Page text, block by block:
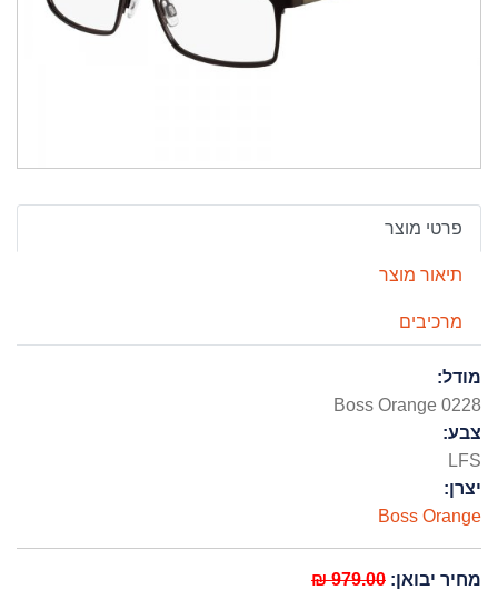
פרטי מוצר
תיאור מוצר
מרכיבים
מודל:
Boss Orange 0228
צבע:
LFS
יצרן:
Boss Orange
מחיר יבואן:979.00 ₪